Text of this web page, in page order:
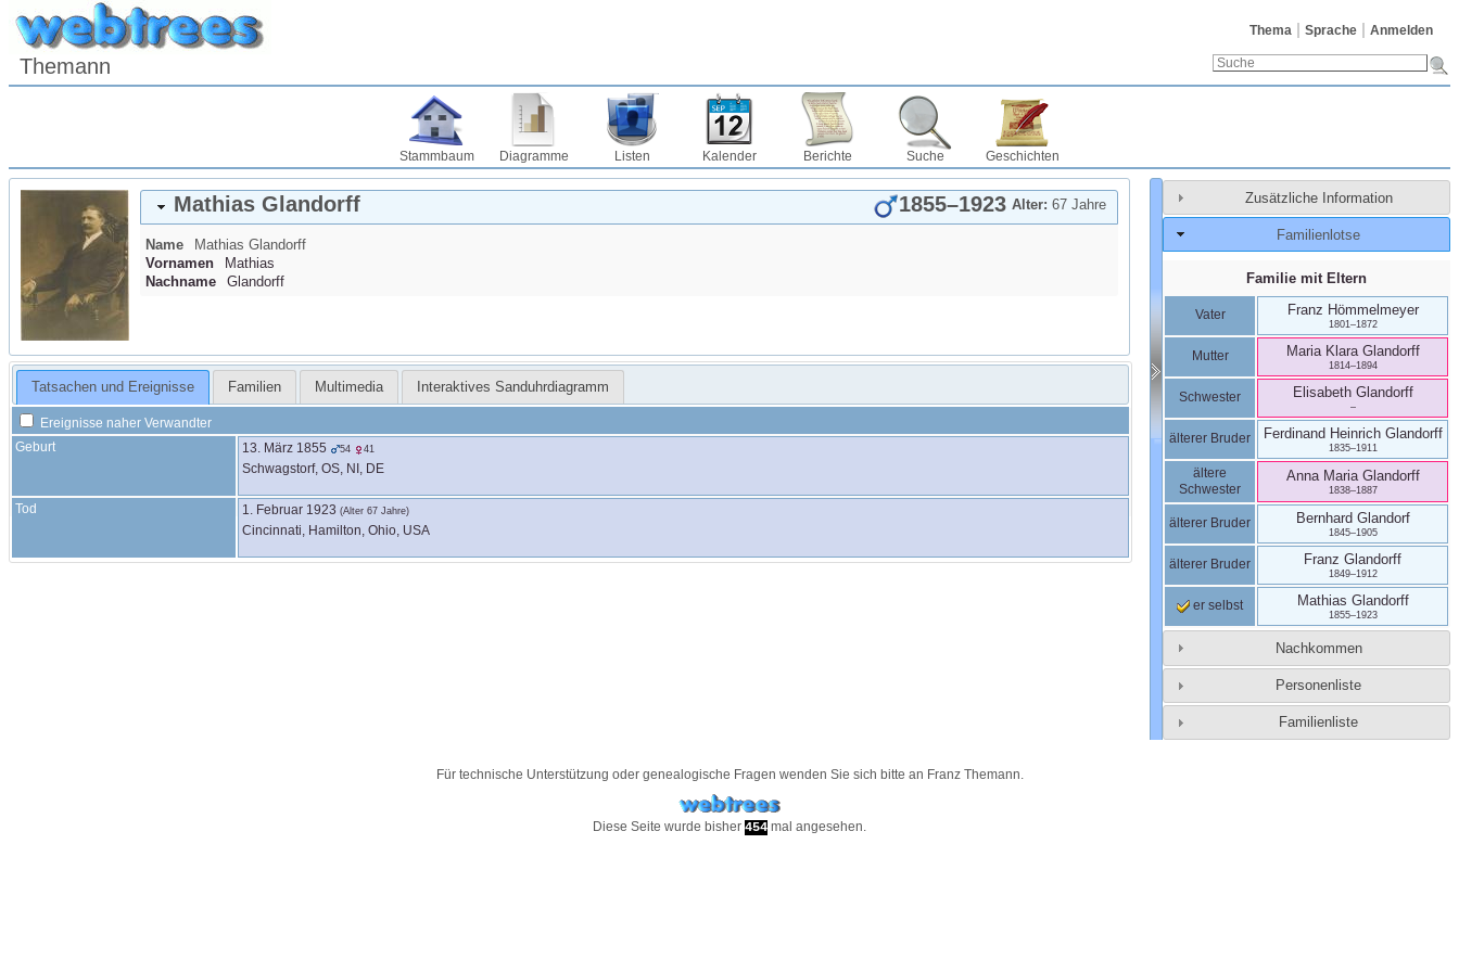
Thema Sprache Anmelden
Themann
Stammbaum Diagramme Listen Kalender Berichte Suche Geschichten
Mathias Glandorff Alter: 67 Jahre
1855–1923
Name Mathias Glandorff
Vornamen
Mathias
Nachname
Glandorff
Tatsachen und Ereignisse Familien Multimedia Interaktives Sanduhrdiagramm
Ereignisse naher Verwandter
Geburt
13. März 1855 54 41
Schwagstorf, OS, NI, DE
Tod 1. Februar 1923 (Alter 67 Jahre)
Cincinnati, Hamilton, Ohio, USA
Zusätzliche Information
Familienlotse
Familie mit Eltern
Vater Franz Hömmelmeyer
1801–1872
Mutter Maria Klara Glandorff
1814–1894
Schwester Elisabeth Glandorff
–
älterer Bruder Ferdinand Heinrich Glandorff
1835–1911
ältere
Schwester
Anna Maria Glandorff
1838–1887
älterer Bruder Bernhard Glandorf
1845–1905
älterer Bruder Franz Glandorff
1849–1912
er selbst Mathias Glandorff
1855–1923
Nachkommen
Personenliste
Familienliste
Für technische Unterstützung oder genealogische Fragen wenden Sie sich bitte an Franz Themann.
Diese Seite wurde bisher 454 mal angesehen.